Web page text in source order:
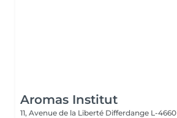
Aromas Institut
11, Avenue de la Liberté Differdange L-4660